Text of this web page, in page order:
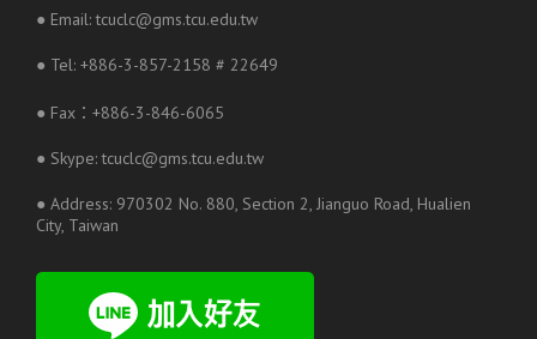
● Email: tcuclc@gms.tcu.edu.tw
● Tel: +886-3-857-2158 # 22649
● Fax：+886-3-846-6065
● Skype: tcuclc@gms.tcu.edu.tw
● Address: 970302 No. 880, Section 2, Jianguo Road, Hualien
City, Taiwan